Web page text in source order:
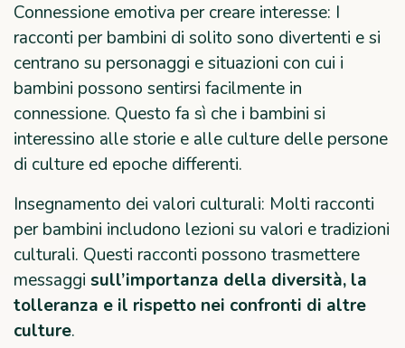
Connessione emotiva per creare interesse: I
racconti per bambini di solito sono divertenti e si
centrano su personaggi e situazioni con cui i
bambini possono sentirsi facilmente in
connessione. Questo fa sì che i bambini si
interessino alle storie e alle culture delle persone
di culture ed epoche differenti.
Insegnamento dei valori culturali: Molti racconti
per bambini includono lezioni su valori e tradizioni
culturali. Questi racconti possono trasmettere
messaggi sull’importanza della diversità, la
tolleranza e il rispetto nei confronti di altre
culture.